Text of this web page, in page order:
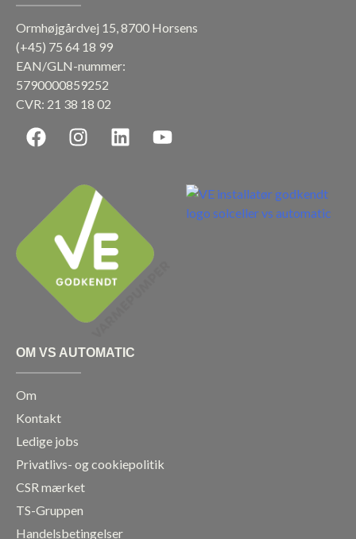
Ormhøjgårdvej 15, 8700 Horsens
(+45) 75 64 18 99
EAN/GLN-nummer:
5790000859252
CVR: 21 38 18 02
F
a
o
I
n
t
g
r
a
m
L
i
d
Y
o
OM VS AUTOMATIC
Om
Kontakt
Ledige jobs
Privatlivs- og cookiepolitik
CSR mærket
TS-Gruppen
Handelsbetingelser